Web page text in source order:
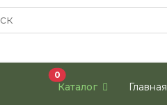
0В корзину
Каталог Главная